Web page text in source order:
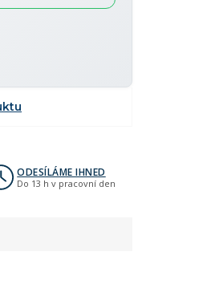
ODESÍLÁME IHNED
Do 13 h v pracovní den